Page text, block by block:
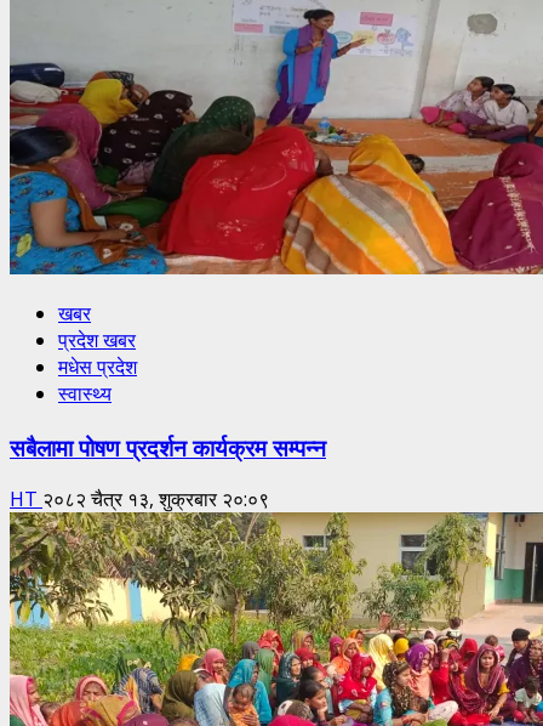
खबर
प्रदेश खबर
मधेस प्रदेश
स्वास्थ्य
सबैलामा पोषण प्रदर्शन कार्यक्रम सम्पन्न
HT २०८२ चैत्र १३, शुक्रबार २०:०९